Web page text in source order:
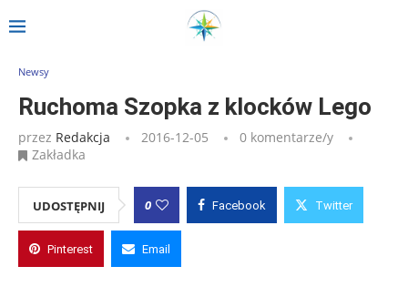
Strona główna Ruchoma Szopka z klocków Lego
Newsy
Ruchoma Szopka z klocków Lego
przez Redakcja 2016-12-05
0 komentarze/y
Zakładka
UDOSTĘPNIJ 0 Facebook Twitter
Pinterest Email